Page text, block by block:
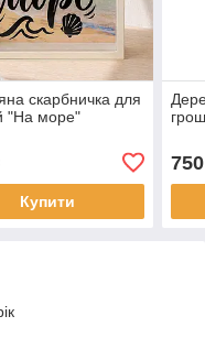
скарбничка для
"На море"
Купити
750